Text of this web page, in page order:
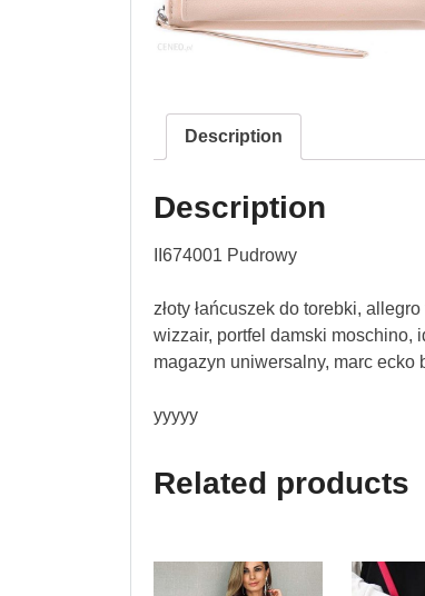
Description
Description
II674001 Pudrowy
złoty łańcuszek do torebki,
wizzair, portfel damski moschino,
magazyn uniwersalny, marc ecko
yyyyy
Related products